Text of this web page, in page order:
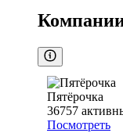
Пятёрочка
36757
Посмотреть